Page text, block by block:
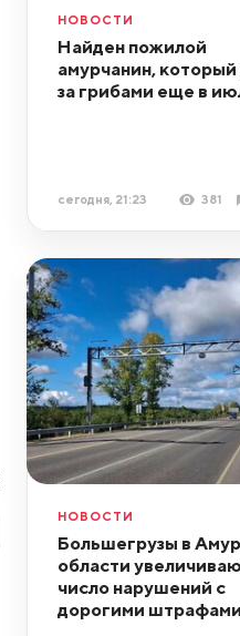
НОВОСТИ
Найден пожилой
амурчанин,
за грибами еще в
сегодня, 21:23 381
НОВОСТИ
Большегрузы в
области
число нарушений с
дорогими штрафами